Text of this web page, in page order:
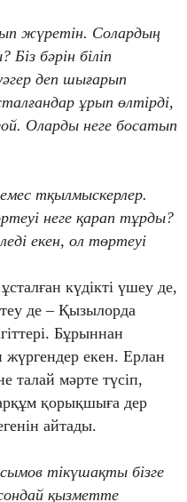
жүретін. Солардың
бәрін біліп
деп шығарып
ұрып өлтірді,
Оларды неге босатып
тқылмыскерлер.
неге қарап тұрды?
екен, ол төртеуі
күдікті үшеу де,
де – Қызылорда
Бұрыннан
жүргендер екен. Ерлан
талай мәрте түсіп,
қорықшыға дер
айтады.
тікүшақты бізге
қызметте